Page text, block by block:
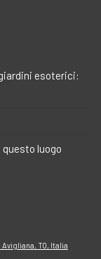
esoterici:
luogo
TO, Italia